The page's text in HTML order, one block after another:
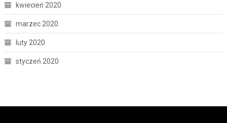
kwiecień 2020
marzec 2020
luty 2020
styczeń 2020